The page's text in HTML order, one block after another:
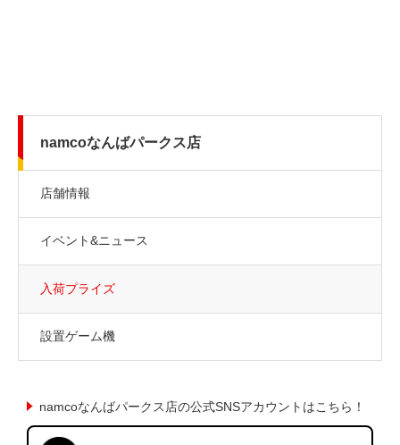
namcoなんばパークス店
店舗情報
イベント&ニュース
入荷プライズ
設置ゲーム機
namcoなんばパークス店の公式SNSアカウントはこちら！